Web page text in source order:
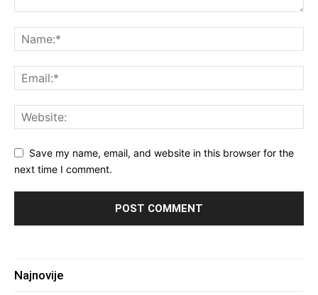
Save my name, email, and website in this browser for the
next time I comment.
Najnovije